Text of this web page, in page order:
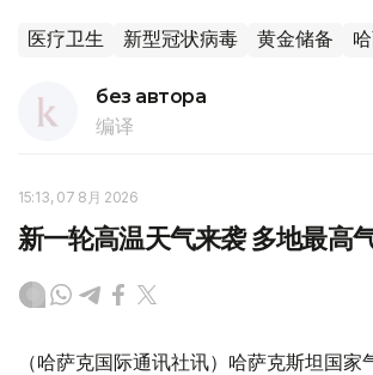
医疗卫生 新型冠状病毒 黄金储备
без автора
编译
15:13, 07 8月 2026
新一轮高温天气来袭 多地最高
（哈萨克国际通讯社讯）哈萨克斯坦国